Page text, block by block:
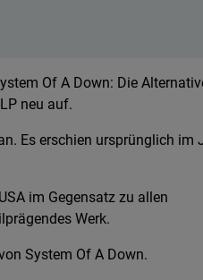
Of A Down: Die
neu auf.
Es erschien ursprünglich im
im Gegensatz zu allen
Werk.
System Of A Down.